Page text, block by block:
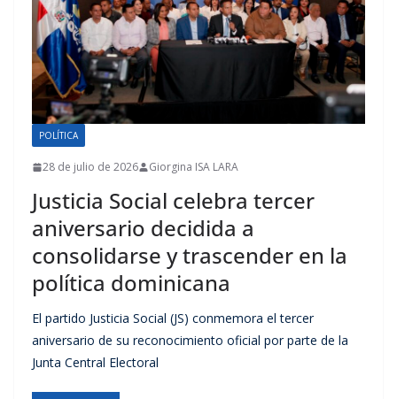
POLÍTICA
28 de julio de 2026 Giorgina ISA LARA
Justicia Social celebra tercer
aniversario decidida a
consolidarse y trascender en la
política dominicana
El partido Justicia Social (JS) conmemora el tercer
aniversario de su reconocimiento oficial por parte de la
Junta Central Electoral